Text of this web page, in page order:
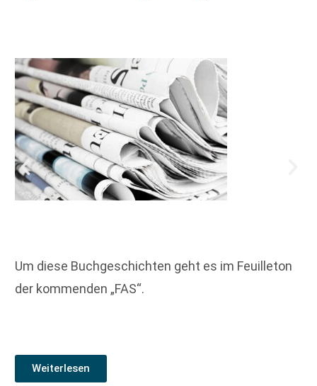
Um diese Buchgeschichten geht es im Feuilleton
der kommenden „FAS“.
Weiterlesen